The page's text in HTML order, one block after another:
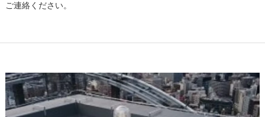
ご連絡ください。